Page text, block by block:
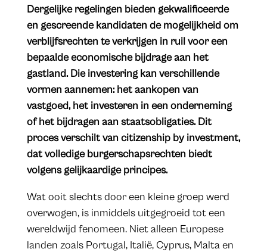
Dergelijke regelingen bieden gekwalificeerde
en gescreende kandidaten de mogelijkheid om
verblijfsrechten te verkrijgen in ruil voor een
bepaalde economische bijdrage aan het
gastland. Die investering kan verschillende
vormen aannemen: het aankopen van
vastgoed, het investeren in een onderneming
of het bijdragen aan staatsobligaties. Dit
proces verschilt van citizenship by investment,
dat volledige burgerschapsrechten biedt
volgens gelijkaardige principes.
Wat ooit slechts door een kleine groep werd
overwogen, is inmiddels uitgegroeid tot een
wereldwijd fenomeen. Niet alleen Europese
landen zoals Portugal, Italië, Cyprus, Malta en